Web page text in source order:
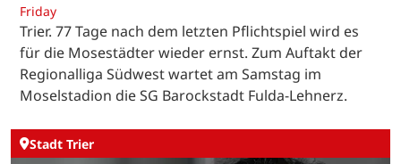
Friday
Trier. 77 Tage nach dem letzten Pflichtspiel wird es
für die Mosestädter wieder ernst. Zum Auftakt der
Regionalliga Südwest wartet am Samstag im
Moselstadion die SG Barockstadt Fulda-Lehnerz.
Stadt Trier